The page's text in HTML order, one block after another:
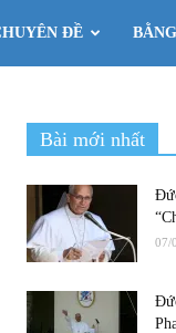
ĐỀ
Bài mới nhất
07/